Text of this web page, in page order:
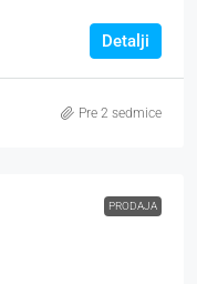
Detalji
Pre 2 sedmice
PRODAJA